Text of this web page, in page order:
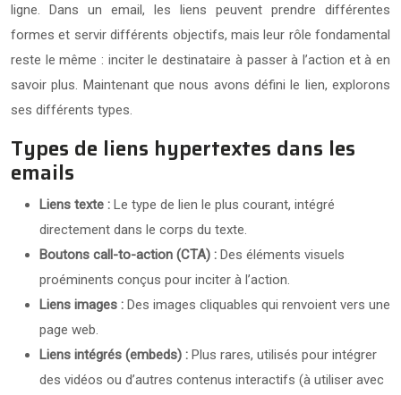
ligne. Dans un email, les liens peuvent prendre différentes
formes et servir différents objectifs, mais leur rôle fondamental
reste le même : inciter le destinataire à passer à l’action et à en
savoir plus. Maintenant que nous avons défini le lien, explorons
ses différents types.
Types de liens hypertextes dans les
emails
Liens texte : Le type de lien le plus courant, intégré
directement dans le corps du texte.
Boutons call-to-action (CTA) : Des éléments visuels
proéminents conçus pour inciter à l’action.
Liens images : Des images cliquables qui renvoient vers une
page web.
Liens intégrés (embeds) : Plus rares, utilisés pour intégrer
des vidéos ou d’autres contenus interactifs (à utiliser avec